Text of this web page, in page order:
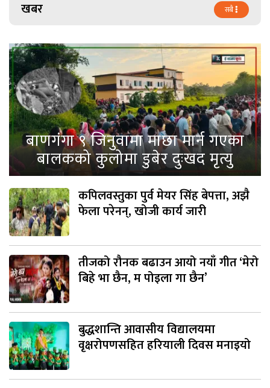
खबर सबै
बाणगंगा ९ जिनुवामा माछा मार्न गएका
बालकको कुलोमा डुबेर दुःखद मृत्यु
कपिलवस्तुका पुर्व मेयर सिंह बेपत्ता, अझै
फेला परेनन्, खोजी कार्य जारी
तीजको रौनक बढाउन आयो नयाँ गीत ‘मेरो
बिहे भा छैन, म पोइला गा छैन’
बुद्धशान्ति आवासीय विद्यालयमा
वृक्षरोपणसहित हरियाली दिवस मनाइयो